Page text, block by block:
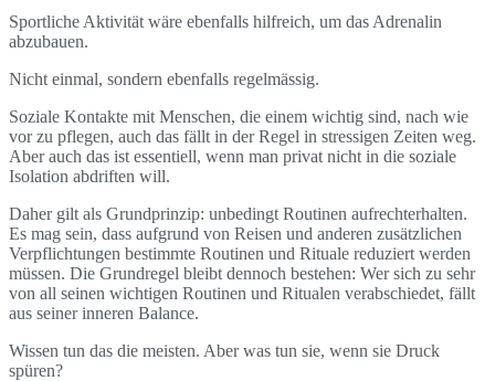
Sportliche Aktivität wäre ebenfalls hilfreich, um das Adrenalin
abzubauen.
Nicht einmal, sondern ebenfalls regelmässig.
Soziale Kontakte mit Menschen, die einem wichtig sind, nach wie
vor zu pflegen, auch das fällt in der Regel in stressigen Zeiten weg.
Aber auch das ist essentiell, wenn man privat nicht in die soziale
Isolation abdriften will.
Daher gilt als Grundprinzip: unbedingt Routinen aufrechterhalten.
Es mag sein, dass aufgrund von Reisen und anderen zusätzlichen
Verpflichtungen bestimmte Routinen und Rituale reduziert werden
müssen. Die Grundregel bleibt dennoch bestehen: Wer sich zu sehr
von all seinen wichtigen Routinen und Ritualen verabschiedet, fällt
aus seiner inneren Balance.
Wissen tun das die meisten. Aber was tun sie, wenn sie Druck
spüren?